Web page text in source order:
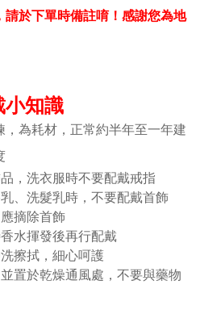
於下單時備註唷！感謝您為地
知識
為耗材，正常約半年至一年建
，洗衣服時不要配戴戒指
、洗髮乳時，不要配戴首飾
摘除首飾
水揮發後再行配戴
擦拭，細心呵護
置於乾燥通風處，不要與藥物